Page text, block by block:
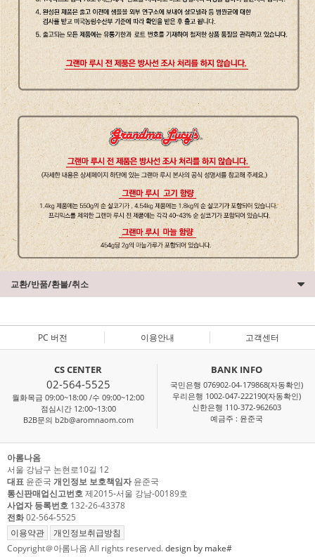
교환/반품/환불/취소
PC 버전 이용안내 고객센터
CS CENTER
02-564-5525
월화목금 09:00~18:00 /수 09:00~12:00
점심시간 12:00~13:00
B2B문의 b2b@aromnaom.com
BANK INFO
국민은행 076902-04-179868(자동확인)
우리은행 1002-047-222190(자동확인)
신한은행 110-372-962603
예금주 : 윤준국
아롬나옴
서울 강남구 논현로10길 12
대표 윤준국 개인정보 보호책임자윤준국
통신판매업신고번호제2015-서울 강남-00189호
사업자 등록번호 132-26-43378
전화02-564-5525
이용약관
개인정보취급방침
Copyright＠아롬나옴 All rights reserved.design by make#